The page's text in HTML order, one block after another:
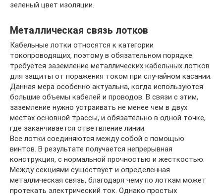
зеленый цвет изоляции.
Металлическая связь лотков
Кабельные лотки относятся к категории
токопроводящих, поэтому в обязательном порядке
требуется заземление металлических кабельных лотков
для защиты от поражения током при случайном касании.
Данная мера особенно актуальна, когда используются
большие объемы кабелей и проводов. В связи с этим,
заземление нужно устраивать не менее чем в двух
местах основной трассы, и обязательно в одной точке,
где заканчивается ответвление линии.
Все лотки соединяются между собой с помощью
винтов. В результате получается непрерывная
конструкция, с нормальной прочностью и жесткостью.
Между секциями существует и определенная
металлическая связь, благодаря чему по лоткам может
протекать электрический ток. Однако простых